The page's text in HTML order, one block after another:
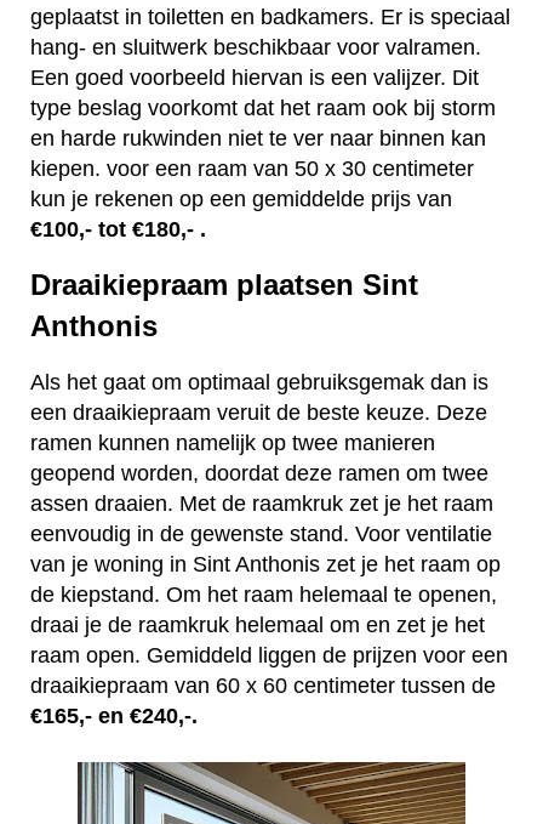
geplaatst in toiletten en badkamers. Er is speciaal
hang- en sluitwerk beschikbaar voor valramen.
Een goed voorbeeld hiervan is een valijzer. Dit
type beslag voorkomt dat het raam ook bij storm
en harde rukwinden niet te ver naar binnen kan
kiepen. voor een raam van 50 x 30 centimeter
kun je rekenen op een gemiddelde prijs van
€100,- tot €180,- .
Draaikiepraam plaatsen Sint
Anthonis
Als het gaat om optimaal gebruiksgemak dan is
een draaikiepraam veruit de beste keuze. Deze
ramen kunnen namelijk op twee manieren
geopend worden, doordat deze ramen om twee
assen draaien. Met de raamkruk zet je het raam
eenvoudig in de gewenste stand. Voor ventilatie
van je woning in Sint Anthonis zet je het raam op
de kiepstand. Om het raam helemaal te openen,
draai je de raamkruk helemaal om en zet je het
raam open. Gemiddeld liggen de prijzen voor een
draaikiepraam van 60 x 60 centimeter tussen de
€165,- en €240,-.